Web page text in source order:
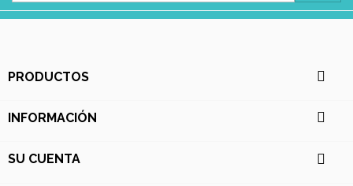
PRODUCTOS 
INFORMACIÓN 
SU CUENTA 